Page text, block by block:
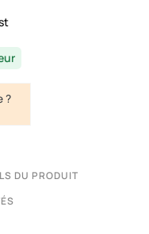
?
DU PRODUIT